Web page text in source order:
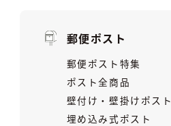
郵便ポスト
郵便ポスト特集
ポスト全商品
壁付け・壁掛けポスト
埋め込み式ポスト